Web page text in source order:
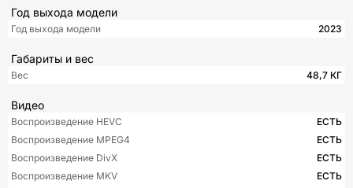
Год выхода модели
Год выхода модели 2023
Габариты и вес
Вес 48,7 КГ
Видео
Воспроизведение HEVC
ЕСТЬ
Воспроизведение MPEG4
ЕСТЬ
Воспроизведение DivX
ЕСТЬ
Воспроизведение MKV
ЕСТЬ